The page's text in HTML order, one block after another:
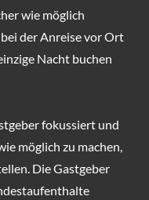
wie möglich
der Anreise vor Ort
Nacht buchen
fokussiert und
möglich zu machen,
Die Gastgeber